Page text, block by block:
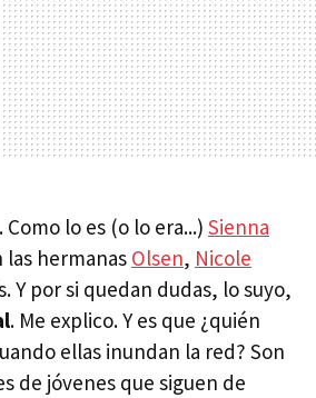
. Como lo es (o lo era...) Sienna
las hermanas Olsen, Nicole
Y por si quedan dudas, lo suyo,
. Me explico. Y es que ¿quién
ellas inundan la red? Son
de jóvenes que siguen de